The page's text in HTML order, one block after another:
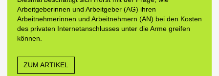
Arbeitgeberinnen und Arbeitgeber (AG) ihren
Arbeitnehmerinnen und Arbeitnehmern (AN) bei den Kosten
des privaten Internetanschlusses unter die Arme greifen
können.
ZUM ARTIKEL